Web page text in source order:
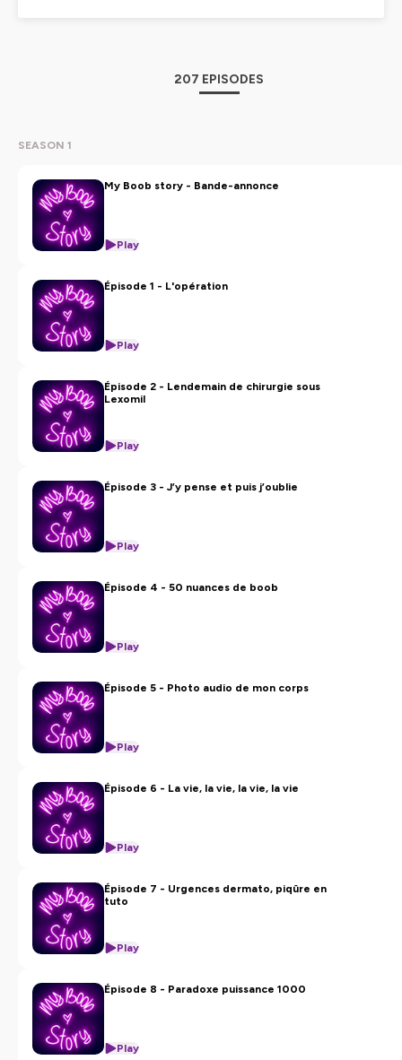
Hébergé par Ausha. Visitezausha.co/politique-de-
pour plus d'informations.
207 EPISODES
SEASON 1
My Boob story - Bande-annonce
Play
Épisode 1 - L'opération
Play
Épisode 2 - Lendemain de chirurgie sous
Lexomil
Play
Épisode 3 - J’y pense et puis j’oublie
Play
Épisode 4 - 50 nuances de boob
Play
Épisode 5 - Photo audio de mon corps
Play
Épisode 6 - La vie, la vie, la vie, la vie
Play
Épisode 7 - Urgences dermato, piqûre en
tuto
Play
Épisode 8 - Paradoxe puissance 1000
Play